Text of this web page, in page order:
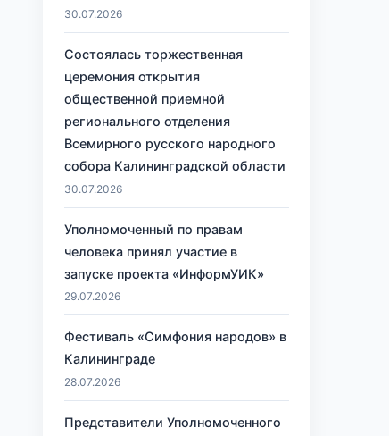
30.07.2026
Состоялась торжественная
церемония открытия
общественной приемной
регионального отделения
Всемирного русского народного
собора Калининградской области
30.07.2026
Уполномоченный по правам
человека принял участие в
запуске проекта «ИнформУИК»
29.07.2026
Фестиваль «Симфония народов» в
Калининграде
28.07.2026
Представители Уполномоченного